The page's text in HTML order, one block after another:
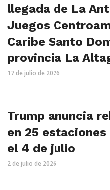
llegada de La
Juegos
Caribe Santo
provincia La
17 de julio de 2026
Trump anuncia
en 25
el 4 de julio
2 de julio de 2026